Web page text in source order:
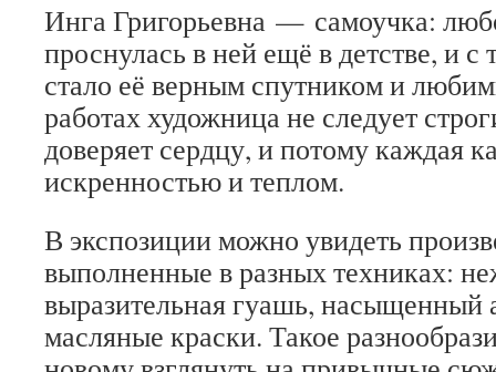
Инга Григорьевна — самоучка:
проснулась в ней ещё в детстве, и с
стало её верным спутником и
работах художница не следует
доверяет сердцу, и потому каждая
искренностью и теплом.
В экспозиции можно увидеть
выполненные в разных техниках:
выразительная гуашь, насыщенный
масляные краски. Такое